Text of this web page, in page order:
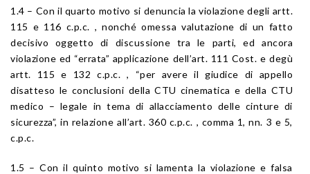
1.4 – Con il quarto motivo si denuncia la violazione degli artt.
115 e 116 c.p.c. , nonché omessa valutazione di un fatto
decisivo oggetto di discussione tra le parti, ed ancora
violazione ed “errata” applicazione dell’art. 111 Cost. e degù
artt. 115 e 132 c.p.c. , “per avere il giudice di appello
disatteso le conclusioni della CTU cinematica e della CTU
medico – legale in tema di allacciamento delle cinture di
sicurezza”, in relazione all’art. 360 c.p.c. , comma 1, nn. 3 e 5,
c.p.c.
1.5 – Con il quinto motivo si lamenta la violazione e falsa